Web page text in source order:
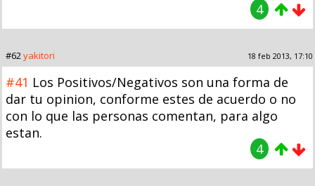
4
#62yakitori 18 feb 2013, 17:10
#41 Los Positivos/Negativos son una forma de
dar tu opinion, conforme estes de acuerdo o no
con lo que las personas comentan, para algo
estan.
4